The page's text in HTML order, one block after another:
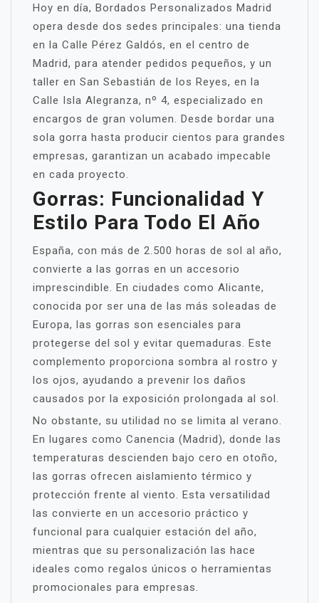
Hoy en día, Bordados Personalizados Madrid
opera desde dos sedes principales: una tienda
en la Calle Pérez Galdós, en el centro de
Madrid, para atender pedidos pequeños, y un
taller en San Sebastián de los Reyes, en la
Calle Isla Alegranza, nº 4, especializado en
encargos de gran volumen. Desde bordar una
sola gorra hasta producir cientos para grandes
empresas, garantizan un acabado impecable
en cada proyecto.
Gorras: Funcionalidad Y
Estilo Para Todo El Año
España, con más de 2.500 horas de sol al año,
convierte a las gorras en un accesorio
imprescindible. En ciudades como Alicante,
conocida por ser una de las más soleadas de
Europa, las gorras son esenciales para
protegerse del sol y evitar quemaduras. Este
complemento proporciona sombra al rostro y
los ojos, ayudando a prevenir los daños
causados por la exposición prolongada al sol.
No obstante, su utilidad no se limita al verano.
En lugares como Canencia (Madrid), donde las
temperaturas descienden bajo cero en otoño,
las gorras ofrecen aislamiento térmico y
protección frente al viento. Esta versatilidad
las convierte en un accesorio práctico y
funcional para cualquier estación del año,
mientras que su personalización las hace
ideales como regalos únicos o herramientas
promocionales para empresas.